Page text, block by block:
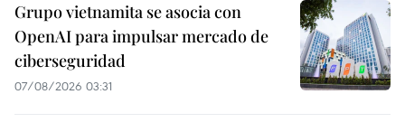
Grupo vietnamita se asocia con
OpenAI para impulsar mercado de
ciberseguridad
07/08/2026 03:31